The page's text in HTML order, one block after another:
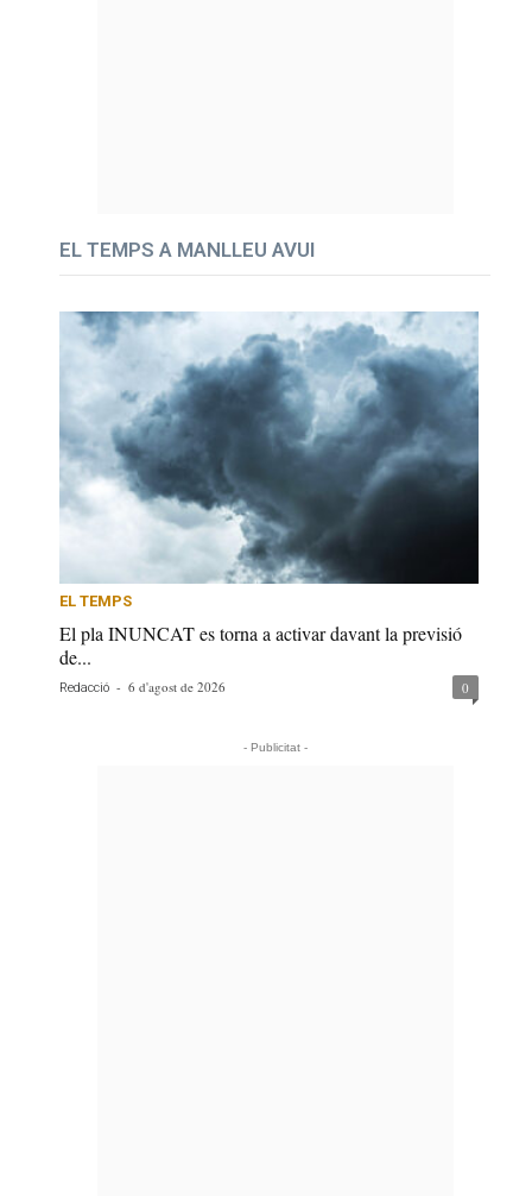
EL TEMPS A MANLLEU AVUI
EL TEMPS
El pla INUNCAT es torna a activar davant la previsió
de...
Redacció - 6 d'agost de 2026 0
- Publicitat -